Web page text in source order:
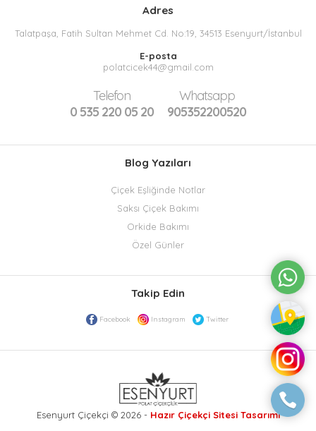
Adres
Talatpaşa, Fatih Sultan Mehmet Cd. No:19, 34513 Esenyurt/İstanbul
E-posta
polatcicek44@gmail.com
Telefon
0 535 220 05 20
Whatsapp
905352200520
Blog Yazıları
Çiçek Eşliğinde Notlar
Saksı Çiçek Bakımı
Orkide Bakımı
Özel Günler
Takip Edin
Facebook Instagram Twitter
Esenyurt Çiçekçi © 2026 - Hazır Çiçekçi Sitesi Tasarımı